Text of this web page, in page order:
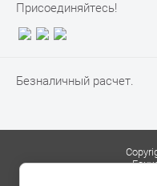
Присоединяйтесь!
Безналичный расчет.